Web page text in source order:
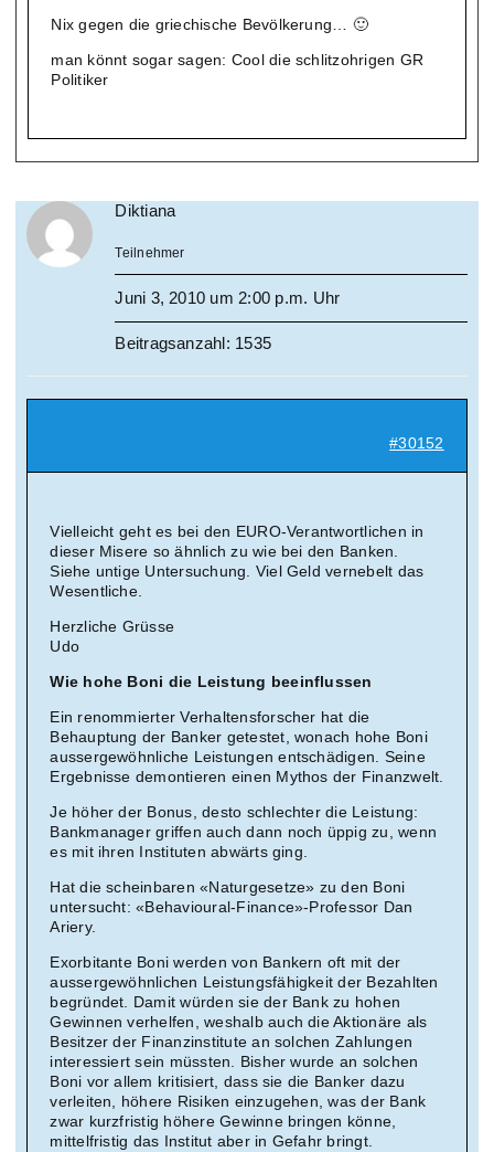
Nix gegen die griechische Bevölkerung… 🙂
man könnt sogar sagen: Cool die schlitzohrigen GR
Politiker
Diktiana
Teilnehmer
Juni 3, 2010 um 2:00 p.m. Uhr
Beitragsanzahl: 1535
#30152
Vielleicht geht es bei den EURO-Verantwortlichen in
dieser Misere so ähnlich zu wie bei den Banken.
Siehe untige Untersuchung. Viel Geld vernebelt das
Wesentliche.
Herzliche Grüsse
Udo
Wie hohe Boni die Leistung beeinflussen
Ein renommierter Verhaltensforscher hat die
Behauptung der Banker getestet, wonach hohe Boni
aussergewöhnliche Leistungen entschädigen. Seine
Ergebnisse demontieren einen Mythos der Finanzwelt.
Je höher der Bonus, desto schlechter die Leistung:
Bankmanager griffen auch dann noch üppig zu, wenn
es mit ihren Instituten abwärts ging.
Hat die scheinbaren «Naturgesetze» zu den Boni
untersucht: «Behavioural-Finance»-Professor Dan
Ariery.
Exorbitante Boni werden von Bankern oft mit der
aussergewöhnlichen Leistungsfähigkeit der Bezahlten
begründet. Damit würden sie der Bank zu hohen
Gewinnen verhelfen, weshalb auch die Aktionäre als
Besitzer der Finanzinstitute an solchen Zahlungen
interessiert sein müssten. Bisher wurde an solchen
Boni vor allem kritisiert, dass sie die Banker dazu
verleiten, höhere Risiken einzugehen, was der Bank
zwar kurzfristig höhere Gewinne bringen könne,
mittelfristig das Institut aber in Gefahr bringt.